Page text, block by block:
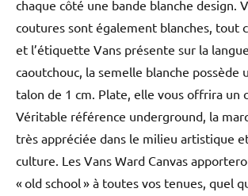
chaque côté une bande blanche design.
coutures sont également blanches, tout
et l’étiquette Vans présente sur la
caoutchouc, la semelle blanche possède
talon de 1 cm. Plate, elle vous offrira un
Véritable référence underground, la
très appréciée dans le milieu artistique
culture. Les Vans Ward Canvas
« old school » à toutes vos tenues, quel